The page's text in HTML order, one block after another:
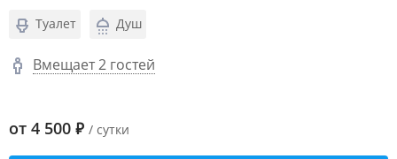
Туалет Душ
Вмещает 2 гостей
от 4 500 ₽ / сутки